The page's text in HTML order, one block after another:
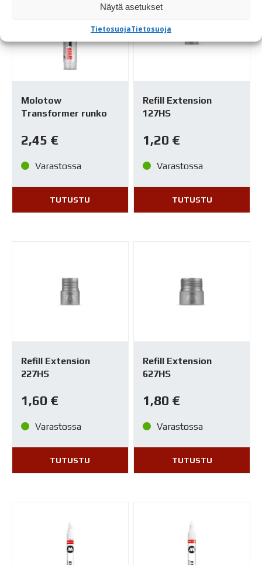
Näytä asetukset
TietosuojaTietosuoja
Molotow
Transformer runko
2,45 €
Varastossa
TUTUSTU
Refill Extension
127HS
1,20 €
Varastossa
TUTUSTU
Refill Extension
227HS
1,60 €
Varastossa
TUTUSTU
Refill Extension
627HS
1,80 €
Varastossa
TUTUSTU